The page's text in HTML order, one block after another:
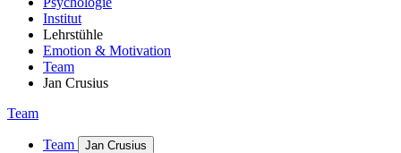
Institut
Lehrstühle
Emotion & Motivation
Team
Jan Crusius
Team
Team Jan Crusius